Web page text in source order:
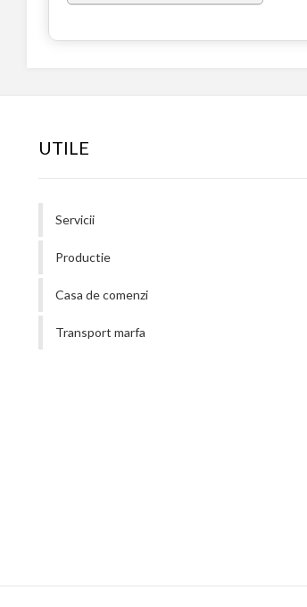
UTILE
Servicii
Productie
Casa de comenzi
Transport marfa